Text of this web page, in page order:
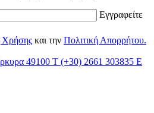
Εγγραφείτε
και την Πολιτική Απορρήτου.
49100 Τ (+30) 2661 303835 Ε